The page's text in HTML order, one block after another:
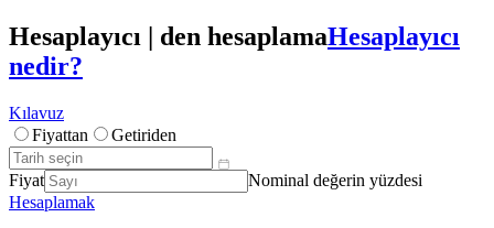
Hesaplayıcı | den hesaplamaHesaplayıcı
nedir?
Kılavuz
Fiyattan
Getiriden
Fiyat
Nominal değerin yüzdesi
Hesaplamak